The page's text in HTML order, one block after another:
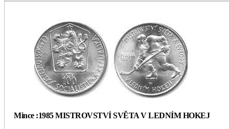
Mince :1985 MISTROVSTVÍ SVĚTA V LEDNÍM HOKEJ